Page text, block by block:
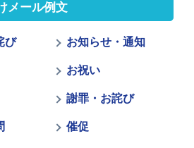
メール例文
び お知らせ・通知
お祝い
謝罪・お詫び
催促